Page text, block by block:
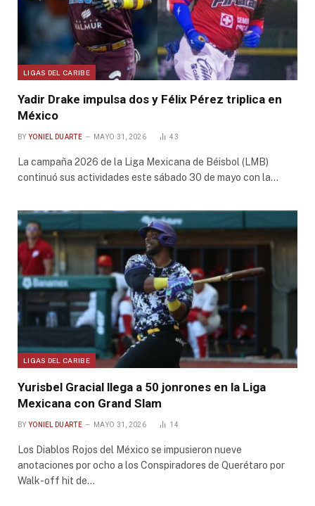
LIGAS DEL CARIBE
Yadir Drake impulsa dos y Félix Pérez triplica en
México
BY YONIEL DUARTE MAYO 31, 2026 43
La campaña 2026 de la Liga Mexicana de Béisbol (LMB)
continuó sus actividades este sábado 30 de mayo con la…
LIGAS DEL CARIBE
Yurisbel Gracial llega a 50 jonrones en la Liga
Mexicana con Grand Slam
BY YONIEL DUARTE MAYO 31, 2026 14
Los Diablos Rojos del México se impusieron nueve
anotaciones por ocho a los Conspiradores de Querétaro por
Walk-off hit de…